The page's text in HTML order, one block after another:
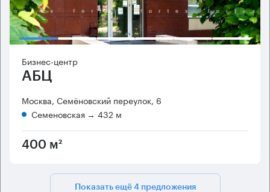
Бизнес-центр
АБЦ
Москва, Семёновский переулок, 6
Семеновская → 432 м
400 м²
Показать ещё 4 предложения